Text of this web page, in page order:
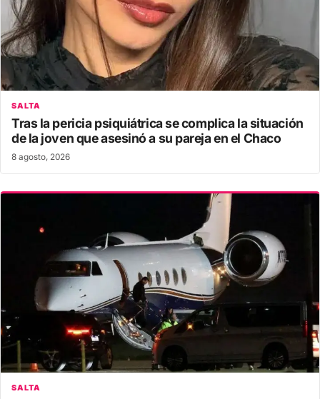
SALTA
Tras la pericia psiquiátrica se complica la situación
de la joven que asesinó a su pareja en el Chaco
8 agosto, 2026
SALTA